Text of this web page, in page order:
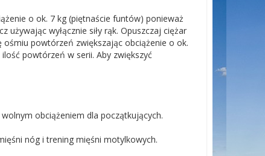
o ok. 7 kg (piętnaście funtów) ponieważ
wyłącznie siły rąk. Opuszczaj ciężar
powtórzeń zwiększając obciążenie o ok.
powtórzeń w serii. Aby zwiększyć
obciążeniem dla początkujących.
nóg i trening mięśni motylkowych.